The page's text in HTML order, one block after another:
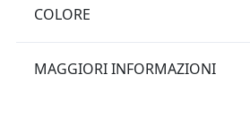
COLORE
MAGGIORI INFORMAZIONI